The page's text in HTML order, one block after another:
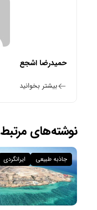
حمیدرضا اشجع
بیشتر بخوانید
نوشته‌های مرتبط
جاذبه طبیعی ایرانگردی